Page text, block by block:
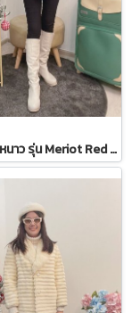
เช่าเสื้อกันหนาว รุ่น Meriot Red Double Breasted Coat 2110GCL1719FARE1